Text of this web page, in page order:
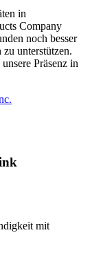
in
Company
noch besser
unterstützen.
Präsenz in
mit